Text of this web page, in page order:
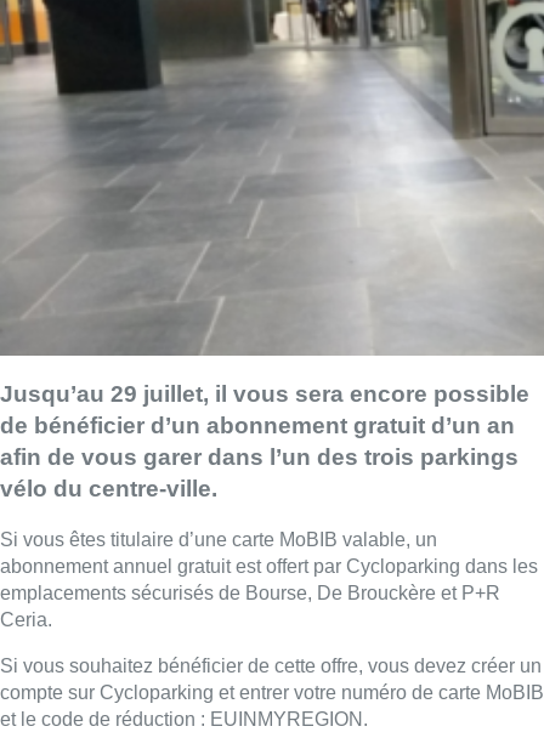
Jusqu’au 29 juillet, il vous sera encore possible
de bénéficier d’un abonnement gratuit d’un an
afin de vous garer dans l’un des trois parkings
vélo du centre-ville.
Si vous êtes titulaire d’une carte MoBIB valable, un
abonnement annuel gratuit est offert par Cycloparking dans les
emplacements sécurisés de Bourse, De Brouckère et P+R
Ceria.
Si vous souhaitez bénéficier de cette offre, vous devez créer un
compte sur Cycloparking et entrer votre numéro de carte MoBIB
et le code de réduction : EUINMYREGION.